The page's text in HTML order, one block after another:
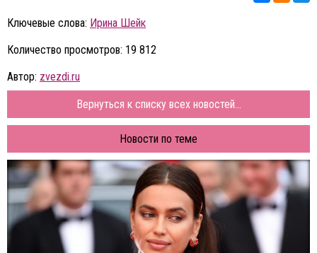
Ключевые слова: Ирина Шейк
Количество просмотров: 19 812
Автор: zvezdi.ru
Вернуться к списку всех новостей...
Новости по теме